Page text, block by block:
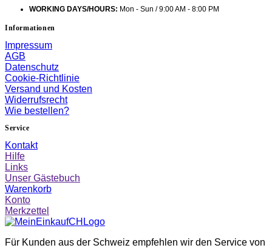
WORKING DAYS/HOURS: Mon - Sun / 9:00 AM - 8:00 PM
Informationen
Impressum
AGB
Datenschutz
Cookie-Richtlinie
Versand und Kosten
Widerrufsrecht
Wie bestellen?
Service
Kontakt
Hilfe
Links
Unser Gästebuch
Warenkorb
Konto
Merkzettel
Für Kunden aus der Schweiz empfehlen wir den Service von